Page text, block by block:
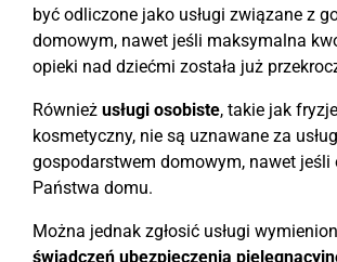
być odliczone jako usługi związane z
domowym, nawet jeśli maksymalna
opieki nad dziećmi została już
Również usługi osobiste, takie jak
kosmetyczny, nie są uznawane za
gospodarstwem domowym, nawet jeśli
Państwa domu.
Można jednak zgłosić usługi
świadczeń ubezpieczenia